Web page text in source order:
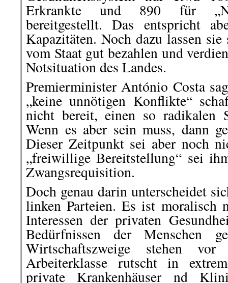
Erkrankte und 890 für
bereitgestellt. Das entspricht
Kapazitäten. Noch dazu lassen
vom Staat gut bezahlen und
Notsituation des Landes.
Premierminister António Costa
„keine unnötigen Konflikte“
nicht bereit, einen so radikalen
Wenn es aber sein muss, dann
Dieser Zeitpunkt sei aber noch
„freiwillige Bereitstellung“ sei
Zwangsrequisition.
Doch genau darin unterscheidet
linken Parteien. Es ist moralisch
Interessen der privaten
Bedürfnissen der Menschen
Wirtschaftszweige stehen
Arbeiterklasse rutscht in
private Krankenhäuser nd